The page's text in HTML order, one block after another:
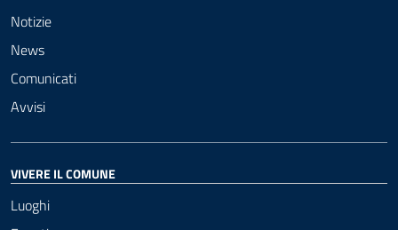
Notizie
News
Comunicati
Avvisi
VIVERE IL COMUNE
Luoghi